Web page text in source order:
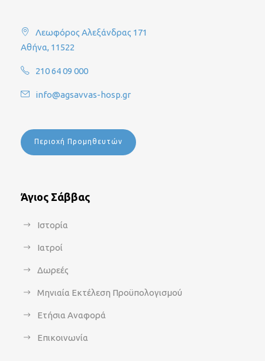
Λεωφόρος Αλεξάνδρας 171
Αθήνα, 11522
210 64 09 000
info@agsavvas-hosp.gr
Περιοχή Προμηθευτών
Άγιος Σάββας
Ιστορία
Ιατροί
Δωρεές
Μηνιαία Εκτέλεση Προϋπολογισμού
Ετήσια Αναφορά
Επικοινωνία